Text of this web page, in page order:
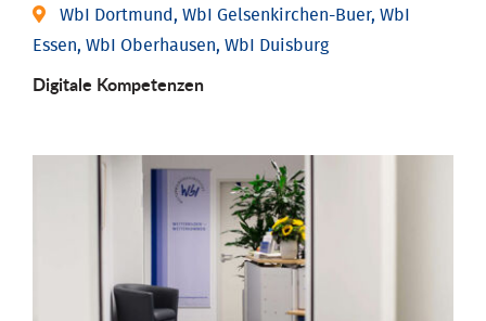
WbI Dortmund, WbI Gelsenkirchen-Buer, WbI
Essen, WbI Oberhausen, WbI Duisburg
Digitale Kompetenzen